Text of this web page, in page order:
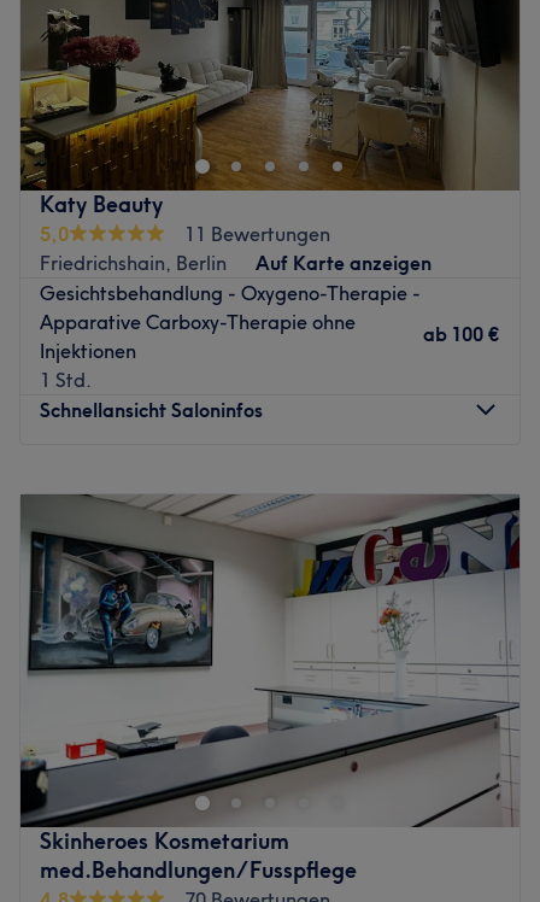
Katy Beauty
5,0
11 Bewertungen
Friedrichshain, Berlin
Auf Karte anzeigen
Gesichtsbehandlung - Oxygeno-Therapie -
Apparative Carboxy-Therapie ohne
Injektionen
1 Std.
ab 100 €
Schnellansicht Saloninfos
Dienstag
–20:00
Mittwoch
10:00–20:00
Donnerstag
10:00– 20:00
Freitag
10:00
Samstag
10:00–20:00
Sonntag
Geschlossen
Katy Beauty steht für einen ganzheitlichen, ästhetischen
Ansatz, bei dem die natürliche Schönheit im Mittelpunkt
liegt. Jeder Besuch wird hier als kleines Ritual der
Entspannung verstanden – eine Auszeit vom Alltag,
kombiniert mit moderner, wirkungsvoller Kosmetik. Das
Studio im Herzen von Friedrichshain bietet ein
rangenehmes Ambiente, in dem hochwertige
Skinheroes Kosmetarium
med.Behandlungen/Fusspflege